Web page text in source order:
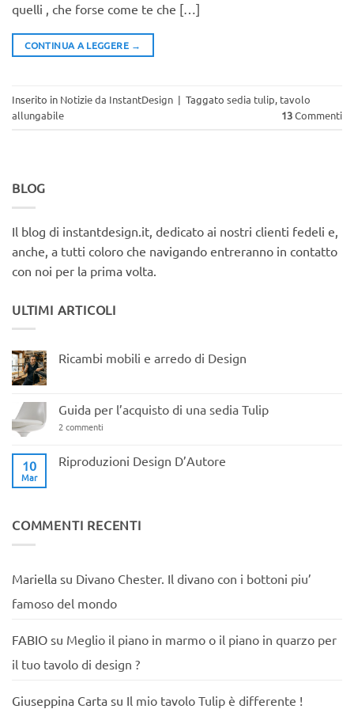
quelli , che forse come te che […]
CONTINUA A LEGGERE →
Inserito in Notizie da InstantDesign | Taggato sedia tulip, tavolo
allungabile
13Commenti
BLOG
Il blog di instantdesign.it, dedicato ai nostri clienti fedeli e,
anche, a tutti coloro che navigando entreranno in contatto
con noi per la prima volta.
ULTIMI ARTICOLI
Ricambi mobili e arredo di Design
Ricambi
mobili
e
Design
Guida per l’acquisto di una sedia Tulip
2 commenti
l’acquisto
di
10
Mar
Riproduzioni Design D’Autore
Design
D’Autore
COMMENTI RECENTI
Mariella su Divano Chester. Il divano con i bottoni piu’
famoso del mondo
FABIO su Meglio il piano in marmo o il piano in quarzo per
il tuo tavolo di design ?
Giuseppina Carta su Il mio tavolo Tulip è differente !